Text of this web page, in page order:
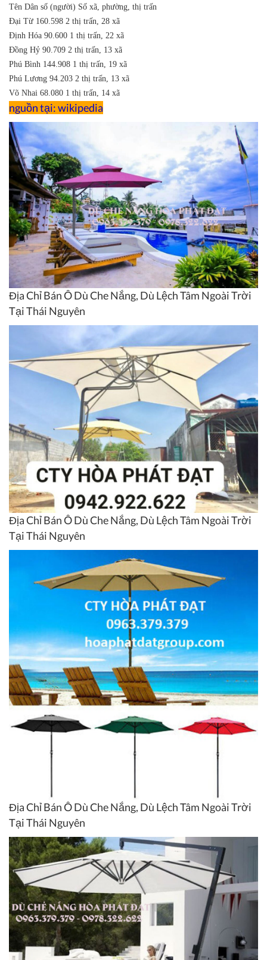
Tên Dân số (người) Số xã, phường, thị trấn
Đại Từ 160.598 2 thị trấn, 28 xã
Định Hóa 90.600 1 thị trấn, 22 xã
Đồng Hỷ 90.709 2 thị trấn, 13 xã
Phú Bình 144.908 1 thị trấn, 19 xã
Phú Lương 94.203 2 thị trấn, 13 xã
Võ Nhai 68.080 1 thị trấn, 14 xã
nguồn tại: wikipedia
Địa Chỉ Bán Ô Dù Che Nắng, Dù Lệch Tâm Ngoài Trời
Tại Thái Nguyên
Địa Chỉ Bán Ô Dù Che Nắng, Dù Lệch Tâm Ngoài Trời
Tại Thái Nguyên
Địa Chỉ Bán Ô Dù Che Nắng, Dù Lệch Tâm Ngoài Trời
Tại Thái Nguyên